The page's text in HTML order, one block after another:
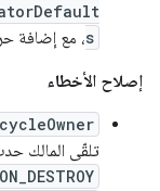
s، مع
إصلاح الأخطاء
تلقّى المالك